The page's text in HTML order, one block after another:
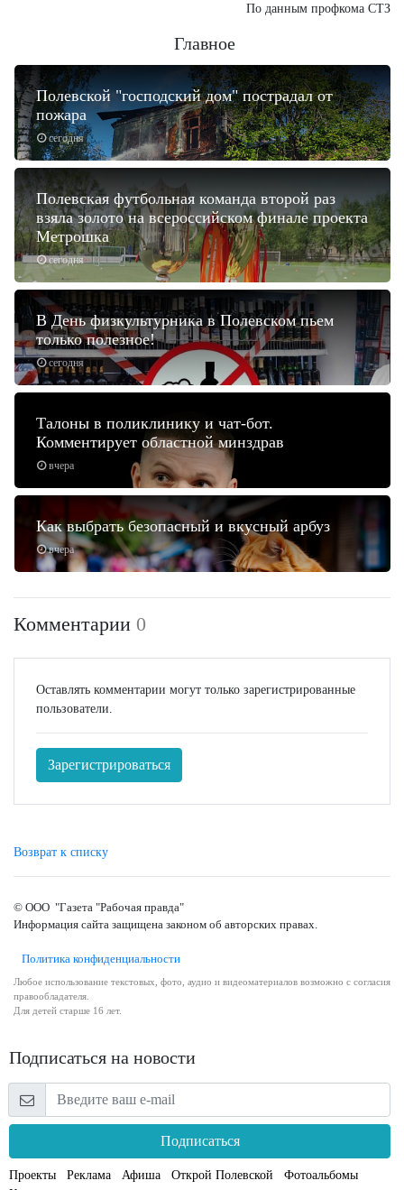
По данным профкома СТЗ
Главное
сегодня
Полевской "господский дом" пострадал от
пожара
сегодня
Полевская футбольная команда второй раз
взяла золото на всероссийском финале проекта
Метрошка
сегодня
В День физкультурника в Полевском пьем
только полезное!
вчера
Талоны в поликлинику и чат-бот.
Комментирует областной минздрав
вчера
Как выбрать безопасный и вкусный арбуз
Комментарии 0
Оставлять комментарии могут только зарегистрированные
пользователи.
Зарегистрироваться
Возврат к списку
© ООО "Газета "Рабочая правда"
Информация сайта защищена законом об авторских правах.
Политика конфиденциальности
Любое использование текстовых, фото, аудио и видеоматериалов возможно с согласия
правообладателя.
Для детей старше 16 лет.
Подписаться на новости
Подписаться
Проекты Реклама Афиша Открой Полевской
Фотоальбомы